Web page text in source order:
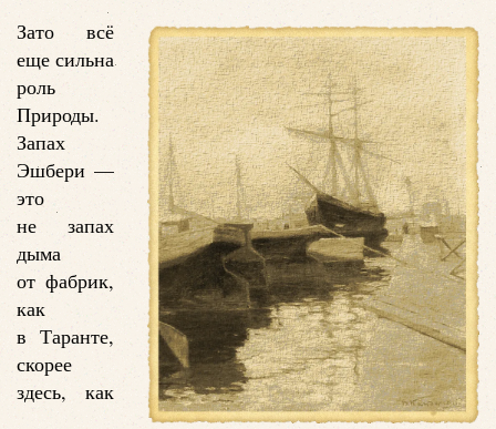
Зато всё
еще сильна
роль
Природы.
Запах
Эшбери —
это
не запах
дыма
от фабрик,
как
в Таранте,
скорее
здесь, как